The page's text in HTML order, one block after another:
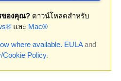
ของคุณ?ดาวน์โหลดสำหรับ
และ Mac®
where available. EULAand
Cookie Policy.